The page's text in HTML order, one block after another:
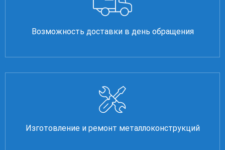
Возможность доставки в день обращения
Изготовление и ремонт металлоконструкций